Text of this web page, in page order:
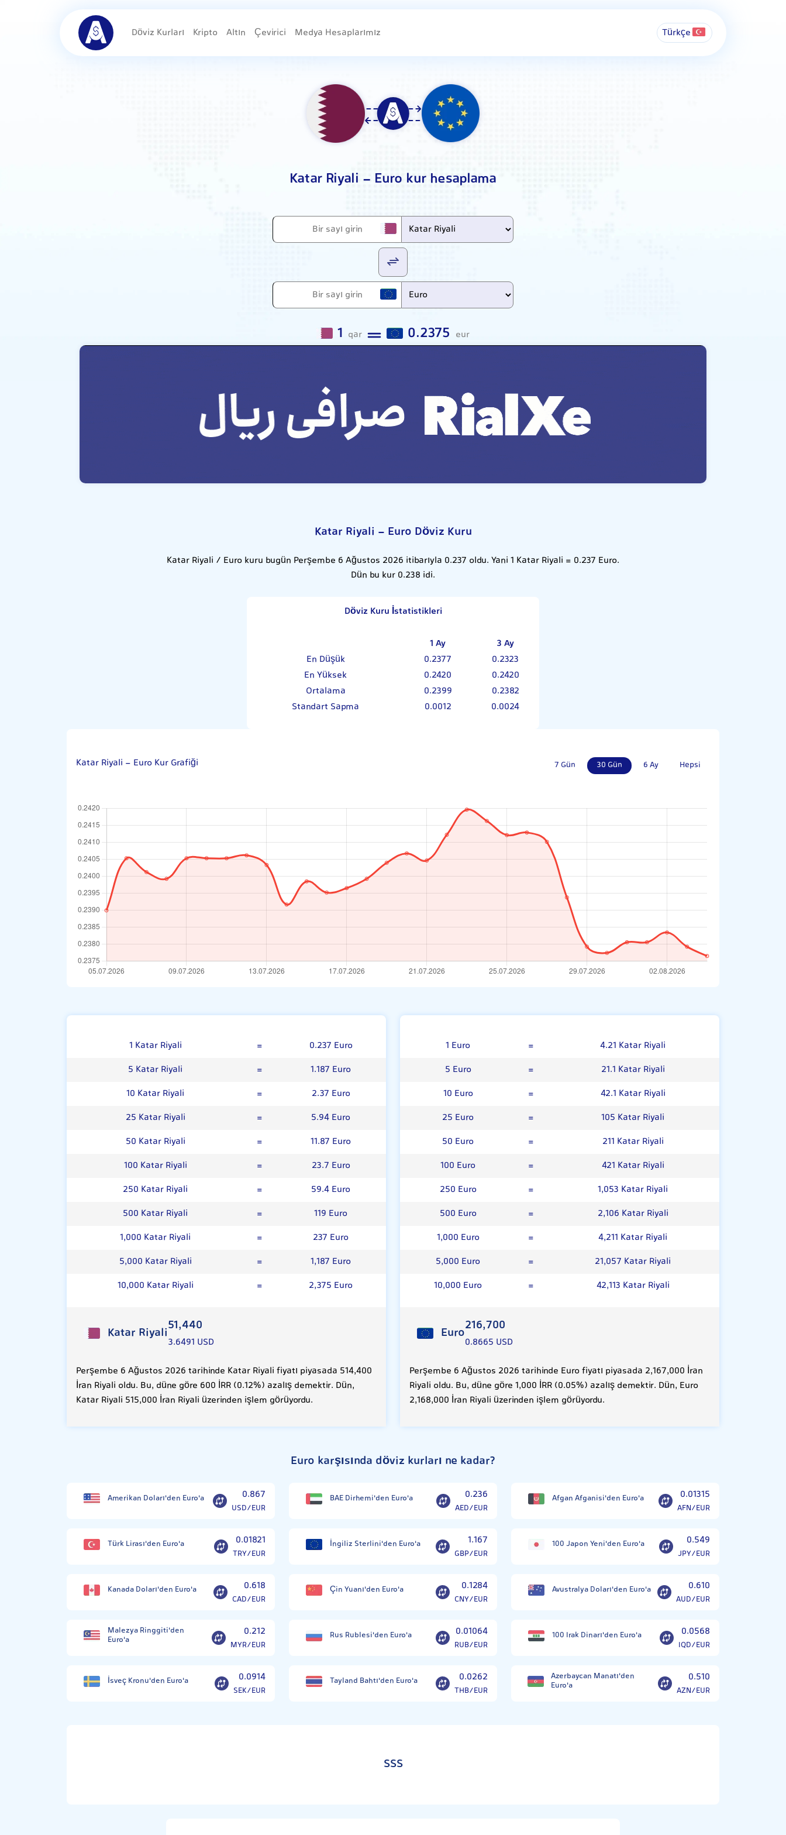
Döviz Kurları Kripto Altın Çevirici Medya Hesaplarımız Türkçe
Katar Riyali - Euro kur hesaplama
1 qar 0.2375 eur
Katar Riyali - Euro Döviz Kuru
Katar Riyali / Euro kuru bugün Perşembe 6 Ağustos 2026 itibarıyla 0.237 oldu. Yani 1 Katar Riyali = 0.237 Euro.
Dün bu kur 0.238 idi.
Döviz Kuru İstatistikleri
1 Ay
3 Ay
En Düşük
0.2377
0.2323
En Yüksek
0.2420
0.2420
Ortalama
0.2399
0.2382
Standart Sapma
0.0012 0.0024
Katar Riyali - Euro Kur Grafiği 7 Gün 30 Gün 6 Ay Hepsi
1 Katar Riyali =
0.237 Euro
5 Katar Riyali
=
1.187 Euro
10 Katar Riyali
=
2.37 Euro
25 Katar Riyali
=
5.94 Euro
50 Katar Riyali
=
11.87 Euro
100 Katar Riyali
=
23.7 Euro
250 Katar Riyali
=
59.4 Euro
500 Katar Riyali
=
119 Euro
1,000 Katar Riyali
=
237 Euro
5,000 Katar Riyali
=
1,187 Euro
10,000 Katar Riyali
= 2,375 Euro
Katar Riyali51,440
3.6491 USD
Perşembe 6 Ağustos 2026 tarihinde Katar Riyali fiyatı piyasada 514,400
İran Riyali oldu. Bu, düne göre 600 İRR (0.12%) azalış demektir. Dün,
Katar Riyali 515,000 İran Riyali üzerinden işlem görüyordu.
1 Euro =
4.21 Katar Riyali
5 Euro
=
21.1 Katar Riyali
10 Euro
=
42.1 Katar Riyali
25 Euro
=
105 Katar Riyali
50 Euro
=
211 Katar Riyali
100 Euro
=
421 Katar Riyali
250 Euro
=
1,053 Katar Riyali
500 Euro
=
2,106 Katar Riyali
1,000 Euro
=
4,211 Katar Riyali
5,000 Euro
=
21,057 Katar Riyali
10,000 Euro
= 42,113 Katar Riyali
Euro216,700
0.8665 USD
Perşembe 6 Ağustos 2026 tarihinde Euro fiyatı piyasada 2,167,000 İran
Riyali oldu. Bu, düne göre 1,000 İRR (0.05%) azalış demektir. Dün, Euro
2,168,000 İran Riyali üzerinden işlem görüyordu.
Euro karşısında döviz kurları ne kadar?
Amerikan Doları'den Euro'a 0.867
USD/EUR
BAE Dirhemi'den Euro'a 0.236
AED/EUR
Afgan Afganisi'den Euro'a 0.01315
AFN/EUR
Türk Lirası'den Euro'a 0.01821
TRY/EUR
İngiliz Sterlini'den Euro'a 1.167
GBP/EUR
100 Japon Yeni'den Euro'a 0.549
JPY/EUR
Kanada Doları'den Euro'a 0.618
CAD/EUR
Çin Yuanı'den Euro'a 0.1284
CNY/EUR
Avustralya Doları'den Euro'a 0.610
AUD/EUR
Malezya Ringgiti'den
Euro'a
0.212
MYR/EUR
Rus Rublesi'den Euro'a 0.01064
RUB/EUR
100 Irak Dinarı'den Euro'a 0.0568
IQD/EUR
İsveç Kronu'den Euro'a 0.0914
SEK/EUR
Tayland Bahtı'den Euro'a 0.0262
THB/EUR
Azerbaycan Manatı'den
Euro'a
0.510
AZN/EUR
SSS